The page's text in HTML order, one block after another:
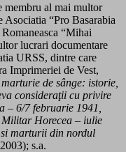
membru al mai multor
Asociatia “Pro Basarabia
“Mihai
lucrari documentare
URSS, dintre care
Imprimeriei de Vest,
de sânge: istorie,
consideraţii cu privire
– 6/7 februarie 1941,
Horecea – iulie
marturii din nordul
s.a.